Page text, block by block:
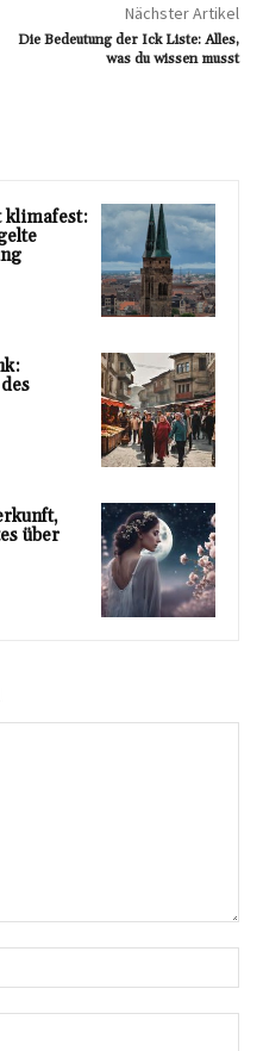
Nächster Artikel
Die Bedeutung der Ick Liste: Alles,
was du wissen musst
klimafest:
über